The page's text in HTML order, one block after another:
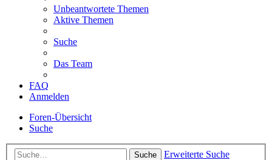
Unbeantwortete Themen
Aktive Themen
Suche
Das Team
FAQ
Anmelden
Foren-Übersicht
Suche
Suche Erweiterte Suche